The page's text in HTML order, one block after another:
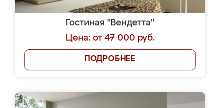
Гостиная "Вендетта"
Цена: от 47 000 руб.
ПОДРОБНЕЕ